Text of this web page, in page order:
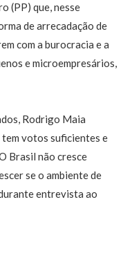
(PP) que, nesse
de arrecadação de
com a burocracia e a
e microempresários,
Rodrigo Maia
votos suficientes e
Brasil não cresce
se o ambiente de
entrevista ao